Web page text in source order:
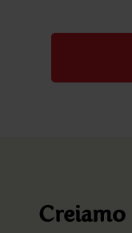
Creiamo